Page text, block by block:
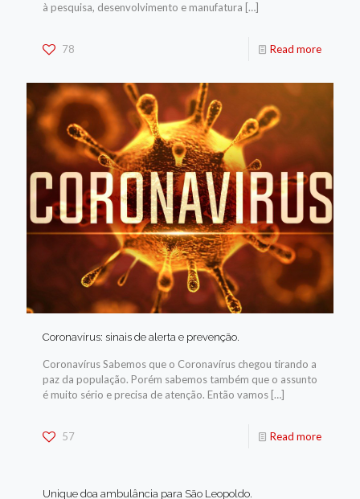
à pesquisa, desenvolvimento e manufatura […]
78 Read more
Coronavírus: sinais de alerta e prevenção.
Coronavírus Sabemos que o Coronavírus chegou tirando a
paz da população. Porém sabemos também que o assunto
é muito sério e precisa de atenção. Então vamos […]
57 Read more
Unique doa ambulância para São Leopoldo.